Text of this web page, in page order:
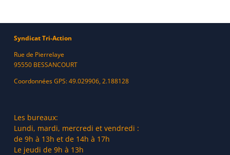
Syndicat Tri-Action
Rue de Pierrelaye
95550 BESSANCOURT
Coordonnées GPS: 49.029906, 2.188128
Les bureaux:
Lundi, mardi, mercredi et vendredi :
de 9h à 13h et de 14h à 17h
Le jeudi de 9h à 13h